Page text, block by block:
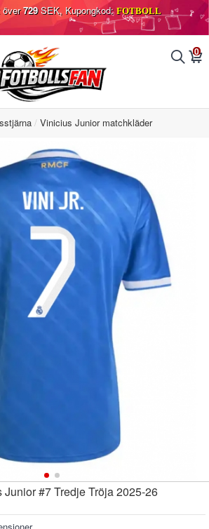
över729SEK, Kupongkod: FOTBOLL
󰂨 0
󰃦
Vinicius Junior matchkläder
#7 Tredje Tröja 2025-26